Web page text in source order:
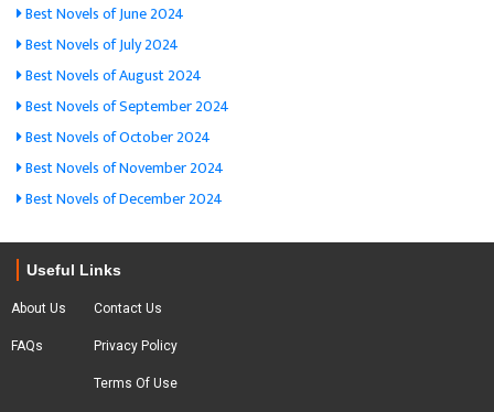
Best Novels of June 2024
Best Novels of July 2024
Best Novels of August 2024
Best Novels of September 2024
Best Novels of October 2024
Best Novels of November 2024
Best Novels of December 2024
Useful Links
About Us
FAQs
Contact Us
Privacy Policy
Terms Of Use